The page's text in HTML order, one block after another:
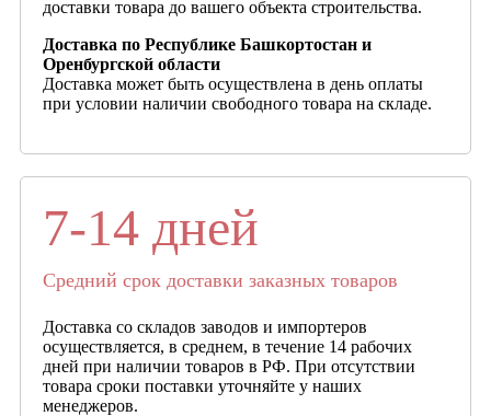
доставки товара до вашего объекта строительства.
Доставка по Республике Башкортостан и
Оренбургской области
Доставка может быть осуществлена в день оплаты
при условии наличии свободного товара на складе.
7-14 дней
Средний срок доставки заказных товаров
Доставка со складов заводов и импортеров
осуществляется, в среднем, в течение 14 рабочих
дней при наличии товаров в РФ. При отсутствии
товара сроки поставки уточняйте у наших
менеджеров.